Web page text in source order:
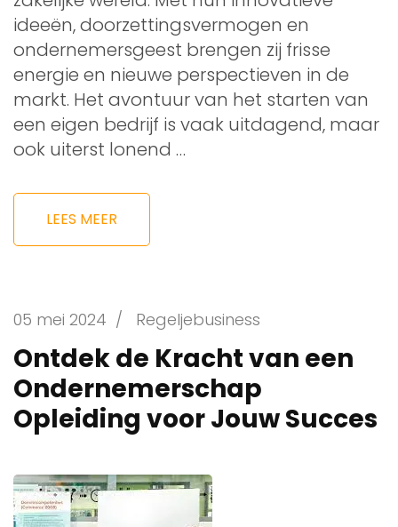
ideeën, doorzettingsvermogen en
ondernemersgeest brengen zij frisse
energie en nieuwe perspectieven in de
markt. Het avontuur van het starten van
een eigen bedrijf is vaak uitdagend, maar
ook uiterst lonend …
LEES MEER
05 mei 2024 / Regeljebusiness
Ontdek de Kracht van een
Ondernemerschap
Opleiding voor Jouw Succes